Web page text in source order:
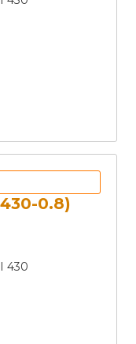
0.8)
430